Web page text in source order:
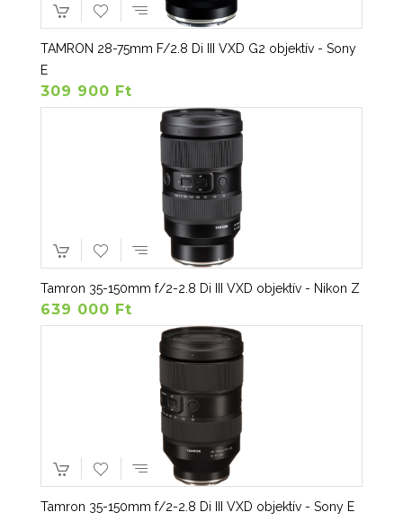
TAMRON 28-75mm F/2.8 Di III VXD G2 objektív - Sony
E
309 900 Ft
Tamron 35-150mm f/2-2.8 Di III VXD objektív - Nikon Z
639 000 Ft
Tamron 35-150mm f/2-2.8 Di III VXD objektív - Sony E